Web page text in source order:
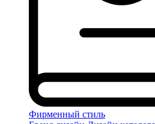
Фирменный стиль